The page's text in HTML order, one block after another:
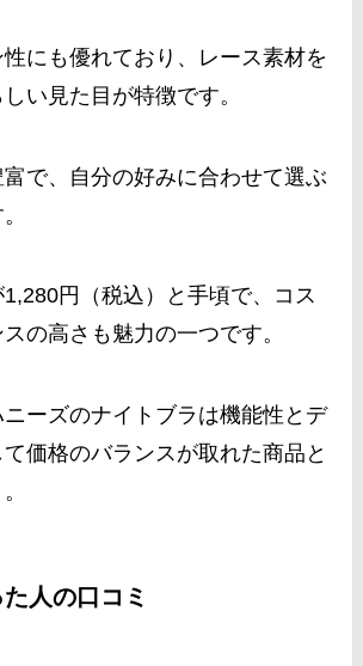
にも優れており、レース素材を
い見た目が特徴です。
で、自分の好みに合わせて選ぶ
円（税込）と手頃で、コス
の高さも魅力の一つです。
ーズのナイトブラは機能性とデ
価格のバランスが取れた商品と
人の口コミ